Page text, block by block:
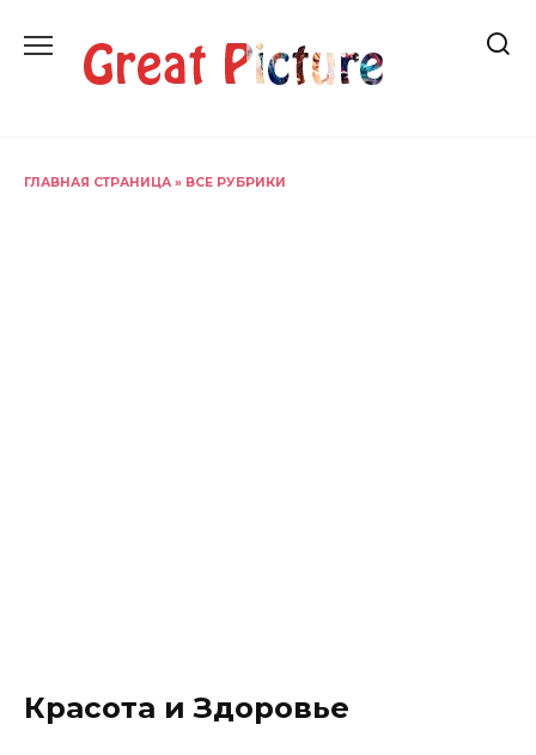
содержанию
ГЛАВНАЯ СТРАНИЦА » ВСЕ РУБРИКИ
Красота и Здоровье